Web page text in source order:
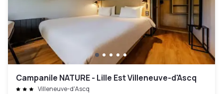
Campanile NATURE - Lille Est Villeneuve-d'Ascq
Villeneuve-d'Ascq